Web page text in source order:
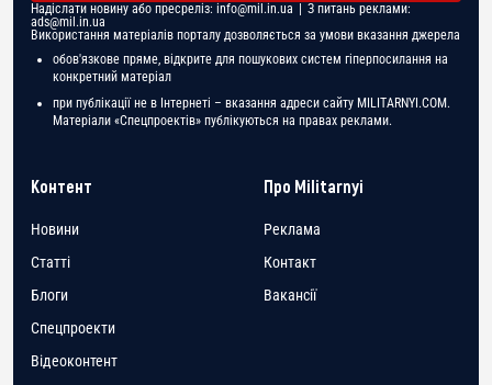
Надіслати новину або пресреліз: info@mil.in.ua | З питань реклами:
ads@mil.in.ua
Використання матеріалів порталу дозволяється за умови вказання джерела
обов'язкове пряме, відкрите для пошукових систем гіперпосилання на
конкретний матеріал
при публікації не в Інтернеті – вказання адреси сайту MILITARNYI.COM.
Матеріали «Спецпроектів» публікуються на правах реклами.
Контент
Новини
Статті
Блоги
Спецпроекти
Відеоконтент
Про Militarnyi
Реклама
Контакт
Вакансії